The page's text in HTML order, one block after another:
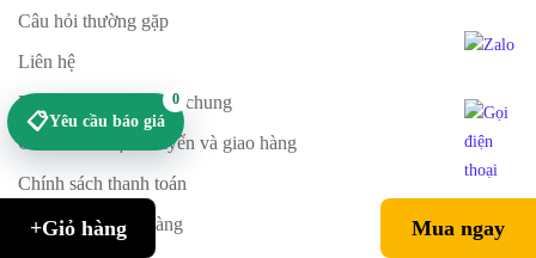
+Giỏ hàng Mua ngay
Câu hỏi thường gặp
Liên hệ
Điều khoản giao dịch chung
Chính sách vận chuyển và giao hàng
Chính sách thanh toán
Hướng dẫn mua hàng
📋Yêu cầu báo giá
0